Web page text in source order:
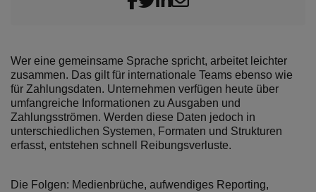
Wer eine gemeinsame Sprache spricht, arbeitet leichter
zusammen. Das gilt für internationale Teams ebenso wie
für Zahlungsdaten. Unternehmen verfügen heute über
umfangreiche Informationen zu Ausgaben und
Zahlungsströmen. Werden diese Daten jedoch in
unterschiedlichen Systemen, Formaten und Strukturen
erfasst, entstehen schnell Reibungsverluste.
Die Folgen: Medienbrüche, aufwendiges Reporting,